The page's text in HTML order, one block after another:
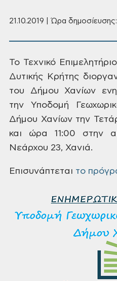
21.10.2019 | Ώρα δημοσίευσης:
Το Τεχνικό
Δυτικής Κρήτης
του Δήμου Χανίων
την Υποδομή
Δήμου Χανίων την
και ώρα 11:00 στην
Νεάρχου 23, Χανιά.
Επισυνάπτεται το